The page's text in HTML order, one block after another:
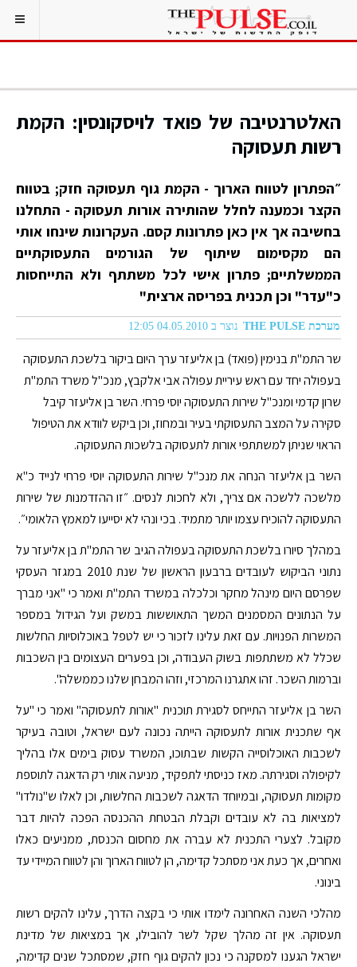
האלטרנטיבה של פואד לויסקונסין: הקמת
רשות תעסוקה
״הפתרון לטווח הארוך - הקמת גוף תעסוקה חזק; בטווח
הקצר וכמענה לחלל שהותירה אורות תעסוקה - התחלנו
בחשיבה אך אין כאן פתרונות קסם. העקרונות שינחו אותי
הם מקסימום שיתוף של הגורמים התעסוקתיים
הממשלתיים; פתרון אישי לכל משתתף ולא התייחסות
כ"עדר" וכן תכנית בפריסה ארצית"
מערכת THE PULSE נוצר ב 04.05.2010 12:05
שר התמ"ת בנימין (פואד) בן אליעזר ערך היום ביקור בלשכת התעסוקה
בעפולה יחד עם ראש עיריית עפולה אבי אלקבץ, מנכ"ל משרד התמ"ת
שרון קדמי ומנכ"ל שירות התעסוקה יוסי פרחי. השר בן אליעזר קיבל
סקירה על המצב התעסוקתי בעיר ובמחוז, וכן ביקש לוודא את הטיפול
הראוי שניתן למשתתפי אורות לתעסוקה בלשכות התעסוקה.
השר בן אליעזר הנחה את מנכ"ל שירות התעסוקה יוסי פרחי לנייד כ"א
מלשכה ללשכה אם צריך, ולא לחכות לנסים. ״זו ההזדמנות של שירות
התעסוקה להוכיח עצמו יותר מתמיד. בכי ונהי לא יסייעו למאמץ הלאומי״.
במהלך סיורו בלשכת התעסוקה בעפולה הגיב שר התמ"ת בן אליעזר על
נתוני הביקוש לעובדים ברבעון הראשון של שנת 2010 במגזר העסקי
שפרסם היום מינהל מחקר וכלכלה במשרד התמ"ת ואמר כי "אני מברך
על הנתונים המסמנים המשך התאוששות במשק ועל הגידול במספר
המשרות הפנויות. עם זאת עלינו לזכור כי יש לטפל באוכלוסיות החלשות
שכלל לא משתתפות בשוק העבודה, וכן בפערים העצומים בין השכבות
וברמות השכר. זהו אתגרנו המרכזי, וזהו המבחן שלנו כממשלה".
השר בן אליעזר התייחס לסגירת תוכנית "אורות לתעסוקה" ואמר כי "על
אף שתכנית אורות לתעסוקה הייתה נכונה לעם ישראל, וטובה בעיקר
לשכבות האוכלוסייה הקשות שבתוכו, המשרד עסוק בימים אלו בהליך
לקיפולה וסגירתה. מאז כניסתי לתפקיד, מניעה אותי רק הדאגה לתוספת
מקומות תעסוקה, ובמיוחד הדאגה לשכבות החלשות, וכן לאלו ש"נולדו"
למציאות בה לא עובדים וקבלת הבטחת ההכנסה הפכה להיות דבר
מקובל. לצערי התכנית לא עברה את מחסום הכנסת, ממניעים כאלו
ואחרים, אך כעת אני מסתכל קדימה, הן לטווח הארוך והן לטווח המיידי עד
בינוני.
מהלכי השנה האחרונה לימדו אותי כי בקצה הדרך, עלינו להקים רשות
תעסוקה. אין זה מהלך שקל לשר להובילו, אך במציאות של מדינת
ישראל הגענו למסקנה כי נכון להקים גוף חזק, שמסתכל שנים קדימה,